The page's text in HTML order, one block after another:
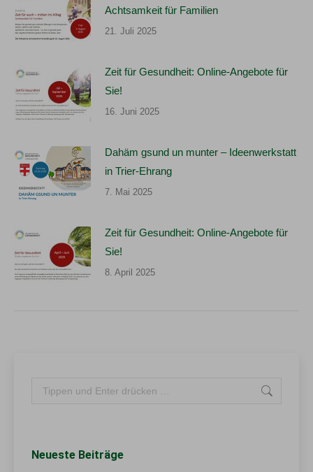
Achtsamkeit für Familien
21. Juli 2025
Zeit für Gesundheit: Online-Angebote für
Sie!
16. Juni 2025
Dahäm gsund un munter – Ideenwerkstatt
in Trier-Ehrang
7. Mai 2025
Zeit für Gesundheit: Online-Angebote für
Sie!
8. April 2025
Search:
Neueste Beiträge